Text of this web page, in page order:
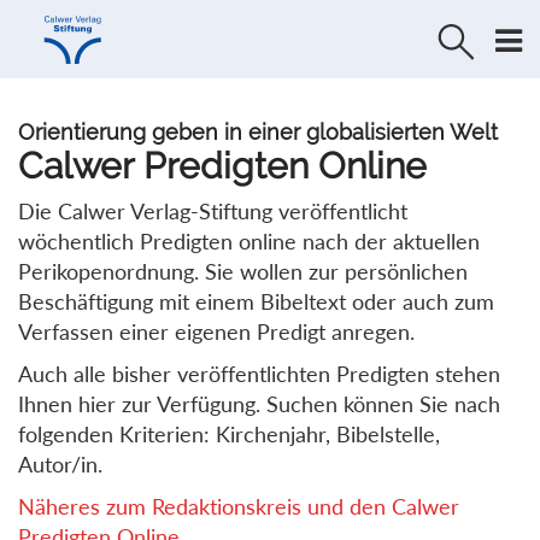
Direkt
Direkt
Orientierung geben in einer globalisierten Welt
Calwer Predigten Online
Die Calwer Verlag-Stiftung veröffentlicht
wöchentlich Predigten online nach der aktuellen
Perikopenordnung. Sie wollen zur persönlichen
Beschäftigung mit einem Bibeltext oder auch zum
Verfassen einer eigenen Predigt anregen.
Auch alle bisher veröffentlichten Predigten stehen
Ihnen hier zur Verfügung. Suchen können Sie nach
folgenden Kriterien: Kirchenjahr, Bibelstelle,
Autor/in.
Näheres zum Redaktionskreis und den Calwer